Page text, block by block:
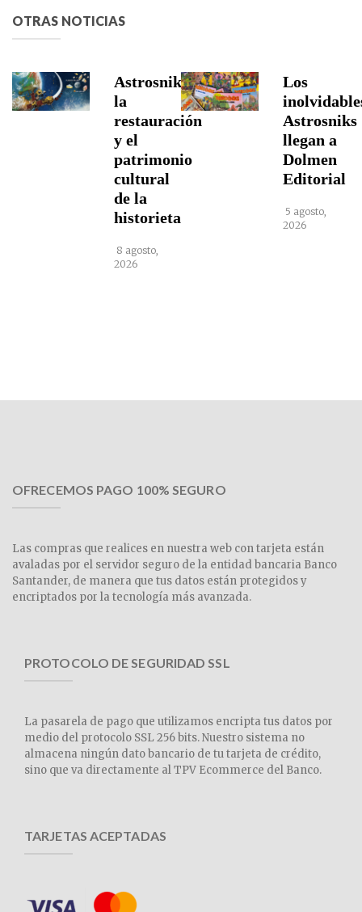
OTRAS NOTICIAS
Astrosniks,
la
restauración
y el
patrimonio
cultural
de la
historieta
8 agosto,
2026
Los
Astrosniks
llegan a
Dolmen
Editorial
5 agosto,
2026
OFRECEMOS PAGO 100% SEGURO
Las compras que realices en nuestra web con tarjeta están
avaladas por el servidor seguro de la entidad bancaria Banco
Santander, de manera que tus datos están protegidos y
encriptados por la tecnología más avanzada.
PROTOCOLO DE SEGURIDAD SSL
La pasarela de pago que utilizamos encripta tus datos por
medio del protocolo SSL 256 bits. Nuestro sistema no
almacena ningún dato bancario de tu tarjeta de crédito,
sino que va directamente al TPV Ecommerce del Banco.
TARJETAS ACEPTADAS